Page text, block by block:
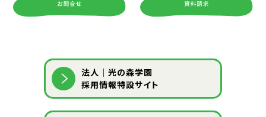
法人｜光の森学園
採用情報特設サイト